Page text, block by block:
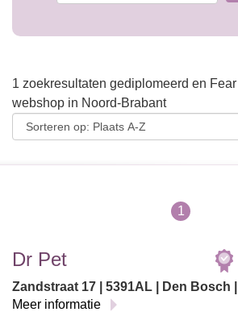
1 zoekresultaten gediplomeerd en
webshop in Noord-Brabant
1
Dr Pet
Zandstraat 17 | 5391AL | Den Bosch |
Meer informatie